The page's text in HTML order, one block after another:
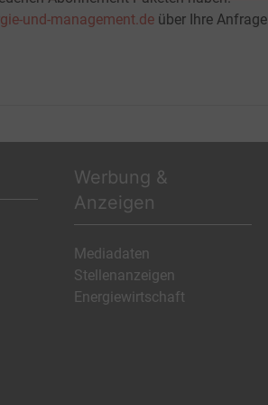
und-management.de über Ihre Anfrage.
Werbung &
Anzeigen
Mediadaten
Stellenanzeigen
Energiewirtschaft